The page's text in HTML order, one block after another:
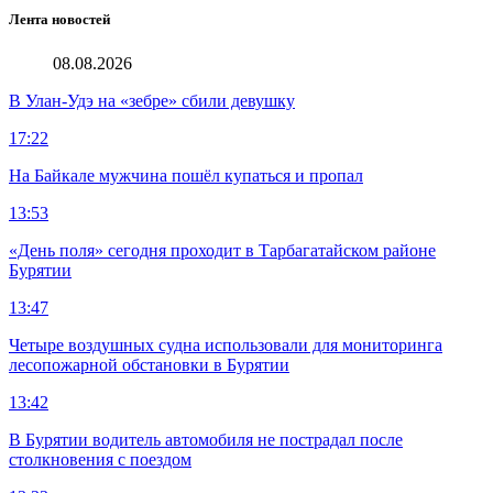
Лента новостей
08.08.2026
В Улан-Удэ на «зебре» сбили девушку
17:22
На Байкале мужчина пошёл купаться и пропал
13:53
«День поля» сегодня проходит в Тарбагатайском районе
Бурятии
13:47
Четыре воздушных судна использовали для мониторинга
лесопожарной обстановки в Бурятии
13:42
В Бурятии водитель автомобиля не пострадал после
столкновения с поездом